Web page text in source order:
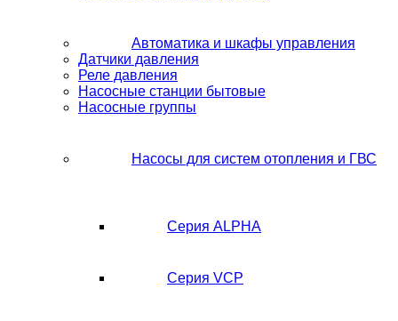
Автоматика и шкафы управления
Датчики давления
Реле давления
Насосные станции бытовые
Насосные группы
Насосы для систем отопления и ГВС
Серия ALPHA
Серия VCP